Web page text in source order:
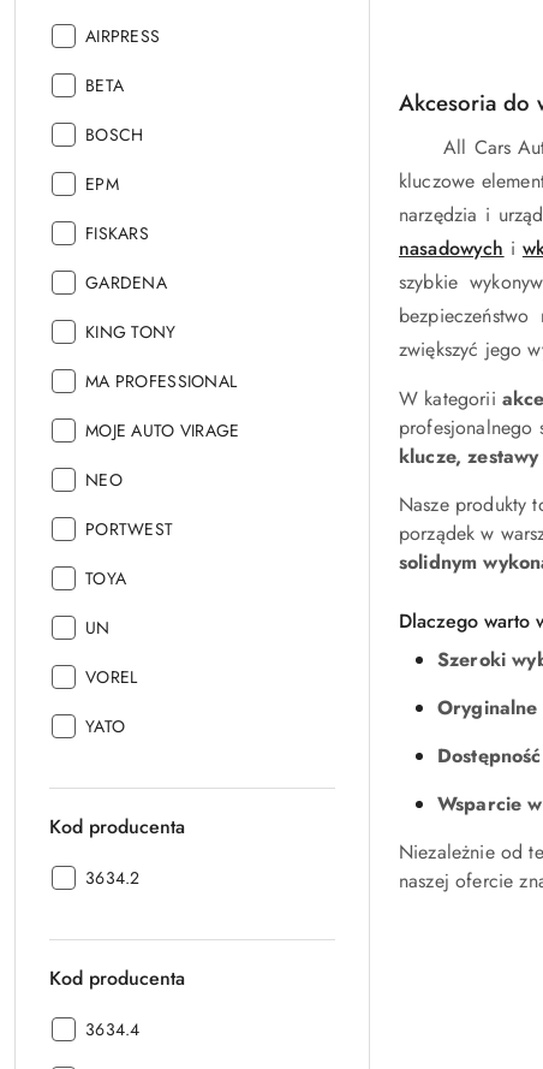
Producent:
AIRPRESS
Producent:
BETA
Producent:
BOSCH
Producent:
EPM
Producent:
FISKARS
Producent:
GARDENA
Producent:
KING TONY
Producent:
MA PROFESSIONAL
Producent:
MOJE AUTO VIRAGE
Producent:
NEO
Producent:
PORTWEST
Producent:
TOYA
Producent:
UN
Producent:
VOREL
Producent:
YATO
Kod producenta
Kod
3634.2
Kod producenta
Kod
3634.4
Akcesoria do
All Cars
kluczowe
narzędzia i
nasadowych i
szybkie
zwiększyć jego
W kategorii
profesjonalnego
klucze,
Nasze produkty
porządek w
solidnym
Dlaczego warto
Szeroki
Wsparcie
Niezależnie od
naszej ofercie